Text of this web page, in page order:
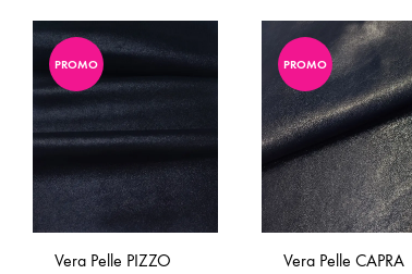
ADD
TO
WISHLIST
ADD
TO
WISHLIST
PROMO
Vera Pelle PIZZO
PROMO
Vera Pelle CAPRA